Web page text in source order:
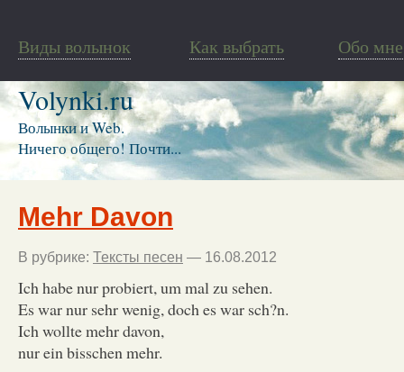
Виды волынок Как выбрать Обо мне
Volynki.ru
Волынки и Web.
Ничего общего! Почти...
Mehr Davon
В рубрике: Тексты песен — 16.08.2012
Ich habe nur probiert, um mal zu sehen.
Es war nur sehr wenig, doch es war sch?n.
Ich wollte mehr davon,
nur ein bisschen mehr.